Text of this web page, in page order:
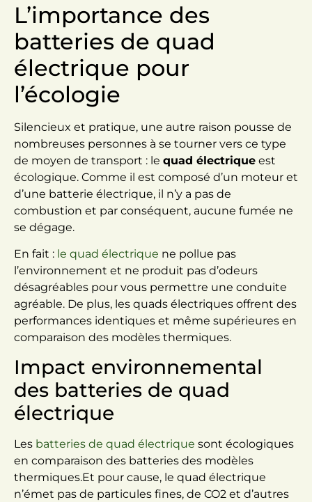
L’importance des
batteries de quad
électrique pour
l’écologie
Silencieux et pratique, une autre raison pousse de
nombreuses personnes à se tourner vers ce type
de moyen de transport : le quad électrique est
écologique. Comme il est composé d’un moteur et
d’une batterie électrique, il n’y a pas de
combustion et par conséquent, aucune fumée ne
se dégage.
En fait : le quad électrique ne pollue pas
l’environnement et ne produit pas d’odeurs
désagréables pour vous permettre une conduite
agréable. De plus, les quads électriques offrent des
performances identiques et même supérieures en
comparaison des modèles thermiques.
Impact environnemental
des batteries de quad
électrique
Les batteries de quad électrique sont écologiques
en comparaison des batteries des modèles
thermiques.Et pour cause, le quad électrique
n’émet pas de particules fines, de CO2 et d’autres